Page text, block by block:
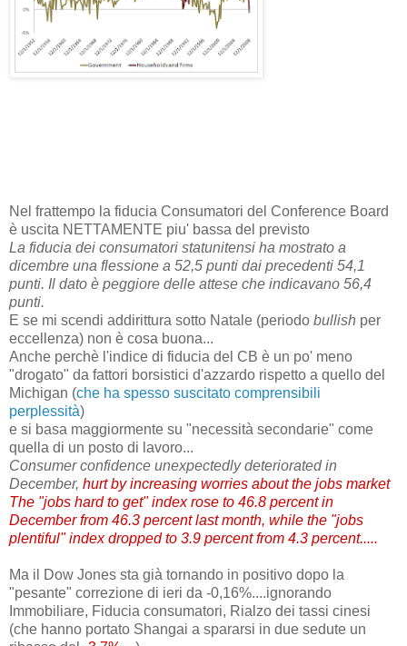
Nel frattempo la fiducia Consumatori del Conference Board
è uscita NETTAMENTE piu' bassa del previsto
La fiducia dei consumatori statunitensi ha mostrato a
dicembre una flessione a 52,5 punti dai precedenti 54,1
punti. Il dato è peggiore delle attese che indicavano 56,4
punti.
E se mi scendi addirittura sotto Natale (periodo bullish per
eccellenza) non è cosa buona...
Anche perchè l'indice di fiducia del CB è un po' meno
"drogato" da fattori borsistici d'azzardo rispetto a quello del
Michigan (che ha spesso suscitato comprensibili
perplessità)
e si basa maggiormente su "necessità secondarie" come
quella di un posto di lavoro...
Consumer confidence unexpectedly deteriorated in
December, hurt by increasing worries about the jobs market
The "jobs hard to get" index rose to 46.8 percent in
December from 46.3 percent last month, while the "jobs
plentiful" index dropped to 3.9 percent from 4.3 percent.....
Ma il Dow Jones sta già tornando in positivo dopo la
"pesante" correzione di ieri da -0,16%....ignorando
Immobiliare, Fiducia consumatori, Rialzo dei tassi cinesi
(che hanno portato Shangai a spararsi in due sedute un